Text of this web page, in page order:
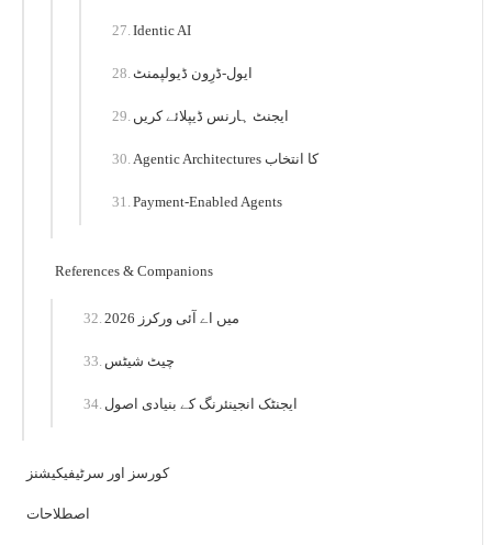
Identic AI
ایول-ڈرِون ڈیولپمنٹ
ایجنٹ ہارنس ڈیپلائے کریں
Agentic Architectures کا انتخاب
Payment-Enabled Agents
References & Companions
2026 میں اے آئی ورکرز
چیٹ شیٹس
ایجنٹک انجینئرنگ کے بنیادی اصول
کورسز اور سرٹیفیکیشنز
اصطلاحات